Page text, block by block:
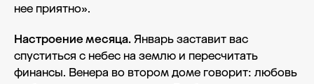
нее приятно».
Настроение месяца. Январь заставит вас
спуститься с небес на землю и пересчитать
финансы. Венера во втором доме говорит: любовь